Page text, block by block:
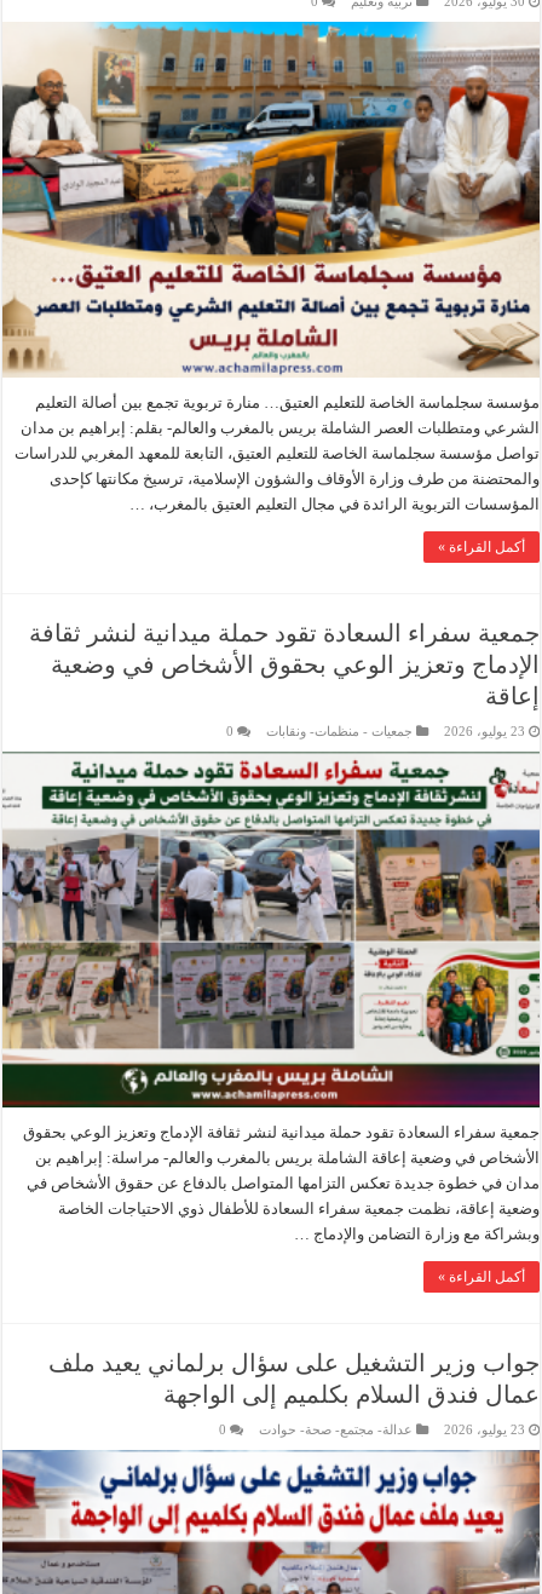
مؤسسة سجلماسة الخاصة للتعليم العتيق… منارة تربوية تجمع بين أصالة التعليم
الشرعي ومتطلبات العصر الشاملة بريس بالمغرب والعالم- بقلم: إبراهيم بن مدان
تواصل مؤسسة سجلماسة الخاصة للتعليم العتيق، التابعة للمعهد المغربي للدراسات
والمحتضنة من طرف وزارة الأوقاف والشؤون الإسلامية، ترسيخ مكانتها كإحدى
المؤسسات التربوية الرائدة في مجال التعليم العتيق بالمغرب، …
أكمل القراءة »
جمعية سفراء السعادة تقود حملة ميدانية لنشر ثقافة
الإدماج وتعزيز الوعي بحقوق الأشخاص في وضعية
إعاقة
23 يوليو، 2026 جمعيات - منظمات- ونقابات 0
جمعية سفراء السعادة تقود حملة ميدانية لنشر ثقافة الإدماج وتعزيز الوعي بحقوق
الأشخاص في وضعية إعاقة الشاملة بريس بالمغرب والعالم- مراسلة: إبراهيم بن
مدان في خطوة جديدة تعكس التزامها المتواصل بالدفاع عن حقوق الأشخاص في
وضعية إعاقة، نظمت جمعية سفراء السعادة للأطفال ذوي الاحتياجات الخاصة
وبشراكة مع وزارة التضامن والإدماج …
أكمل القراءة »
جواب وزير التشغيل على سؤال برلماني يعيد ملف
عمال فندق السلام بكلميم إلى الواجهة
23 يوليو، 2026 عدالة- مجتمع- صحة- حوادت 0